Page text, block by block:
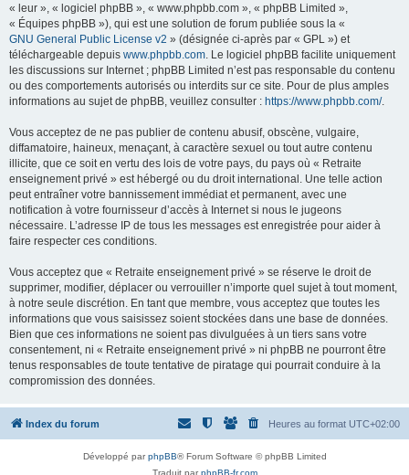
« leur », « logiciel phpBB », « www.phpbb.com », « phpBB Limited »,
« Équipes phpBB »), qui est une solution de forum publiée sous la «
GNU General Public License v2 » (désignée ci-après par « GPL ») et
téléchargeable depuis www.phpbb.com. Le logiciel phpBB facilite uniquement
les discussions sur Internet ; phpBB Limited n’est pas responsable du contenu
ou des comportements autorisés ou interdits sur ce site. Pour de plus amples
informations au sujet de phpBB, veuillez consulter : https://www.phpbb.com/.
Vous acceptez de ne pas publier de contenu abusif, obscène, vulgaire,
diffamatoire, haineux, menaçant, à caractère sexuel ou tout autre contenu
illicite, que ce soit en vertu des lois de votre pays, du pays où « Retraite
enseignement privé » est hébergé ou du droit international. Une telle action
peut entraîner votre bannissement immédiat et permanent, avec une
notification à votre fournisseur d’accès à Internet si nous le jugeons
nécessaire. L’adresse IP de tous les messages est enregistrée pour aider à
faire respecter ces conditions.
Vous acceptez que « Retraite enseignement privé » se réserve le droit de
supprimer, modifier, déplacer ou verrouiller n’importe quel sujet à tout moment,
à notre seule discrétion. En tant que membre, vous acceptez que toutes les
informations que vous saisissez soient stockées dans une base de données.
Bien que ces informations ne soient pas divulguées à un tiers sans votre
consentement, ni « Retraite enseignement privé » ni phpBB ne pourront être
tenus responsables de toute tentative de piratage qui pourrait conduire à la
compromission des données.
Index du forum Heures au format UTC+02:00
Développé parphpBB® Forum Software © phpBB Limited
Traduit parphpBB-fr.com